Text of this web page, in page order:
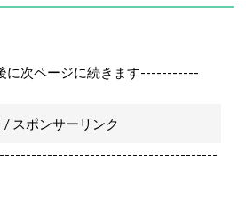
次ページに続きます-----------
/ スポンサーリンク